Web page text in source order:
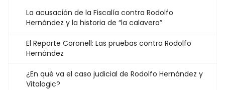
La acusación de la Fiscalía contra Rodolfo
Hernández y la historia de “la calavera”
El Reporte Coronell: Las pruebas contra Rodolfo
Hernández
¿En qué va el caso judicial de Rodolfo Hernández y
Vitalogic?